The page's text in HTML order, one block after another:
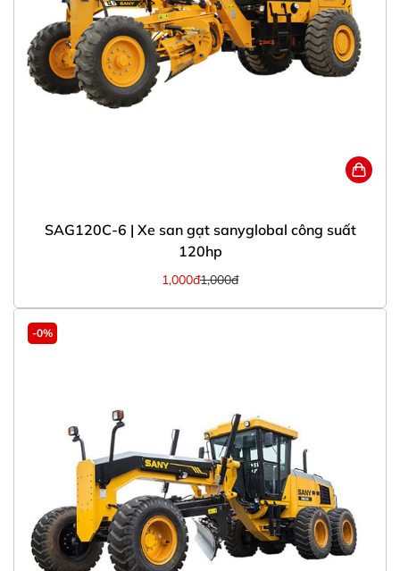
SAG120C-6 | Xe san gạt sanyglobal công suất
120hp
1,000đ1,000đ
-0%